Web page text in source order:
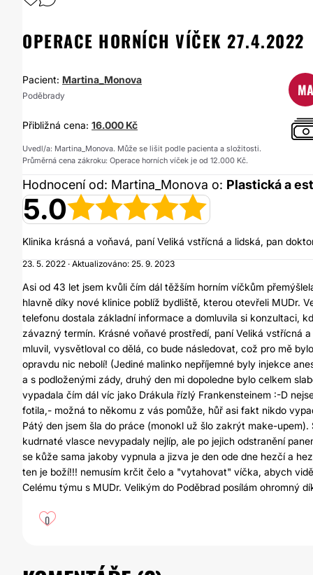
OPERACE HORNÍCH VÍČEK 27.4.2022
Pacient: Martina_Monova
Poděbrady MA
Přibližná cena: 16.000 Kč
Uvedl/a: Martina_Monova. Může se lišit podle pacienta a složitosti.
Průměrná cena zákroku: Operace horních víček je od 12.000 Kč.
Hodnocení od: Martina_Monova o: Plastická a
5.0
Klinika krásná a voňavá, paní Veliká vstřícná a lidská, pan
23. 5. 2022 · Aktualizováno: 25. 9. 2023
Asi od 43 let jsem kvůli čím dál těžším horním víčkům
hlavně díky nové klinice poblíž bydliště, kterou otevřeli MUDr.
telefonu dostala základní informace a domluvila si konzultaci,
závazný termín. Krásné voňavé prostředí, paní Veliká vstřícná
mluvil, vysvětloval co dělá, co bude následovat, což pro mě
opravdu nic nebolí! (Jediné malinko nepříjemné byly injekce
a s podloženými zády, druhý den mi dopoledne bylo celkem
vypadala čím dál víc jako Drákula řízlý Frankensteinem :-D
fotila,- možná to někomu z vás pomůže, hůř asi fakt nikdo
Pátý den jsem šla do práce (monokl už šlo zakrýt make-
kudrnaté vlasce nevypadaly nejlíp, ale po jejich odstranění
se kůže sama jakoby vypnula a jizva je den ode dne hezčí a
ten je boží!!! nemusím krčit čelo a "vytahovat" víčka, abych
Celému týmu s MUDr. Velikým do Poděbrad posílám ohromný
0